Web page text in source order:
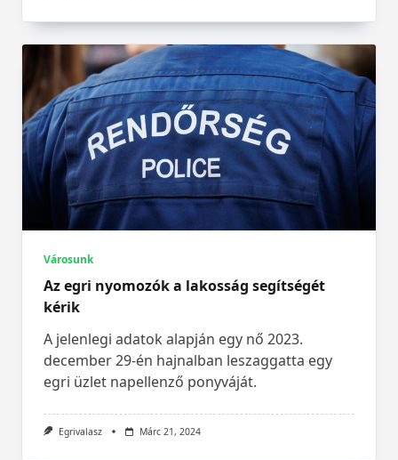
Városunk
Az egri nyomozók a lakosság segítségét
kérik
A jelenlegi adatok alapján egy nő 2023.
december 29-én hajnalban leszaggatta egy
egri üzlet napellenző ponyváját.
Egrivalasz Márc 21, 2024